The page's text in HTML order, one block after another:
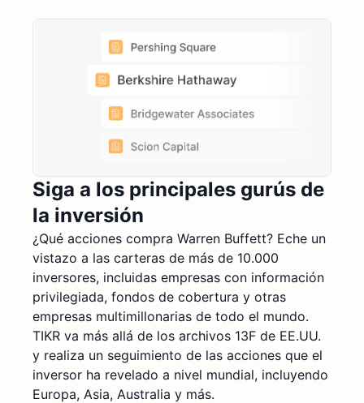
Siga a los principales gurús de
la inversión
¿Qué acciones compra Warren Buffett? Eche un
vistazo a las carteras de más de 10.000
inversores, incluidas empresas con información
privilegiada, fondos de cobertura y otras
empresas multimillonarias de todo el mundo.
TIKR va más allá de los archivos 13F de EE.UU.
y realiza un seguimiento de las acciones que el
inversor ha revelado a nivel mundial, incluyendo
Europa, Asia, Australia y más.